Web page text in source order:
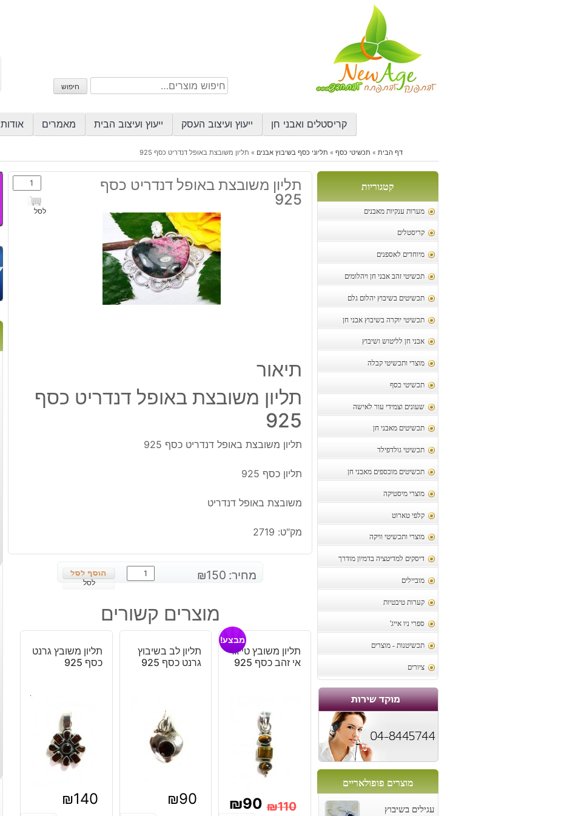
חיפוש
עבור:
חיפוש
קריסטלים ואבני חן ייעוץ ועיצוב העסק ייעוץ ועיצוב הבית מאמרים אודות
דף הבית » תכשיטי כסף » תליוני כסף בשיבוץ אבנים » תליון משובצת באופל דנדריט כסף 925
קטגוריות
מערות ענקיות מאבנים
קריסטלים
מיוחדים לאספנים
תכשיטי זהב אבני חן ויהלומים
תכשיטים בשיבוץ יהלום גלם
תכשיטי יוקרה בשיבוץ אבני חן
אבני חן לליטוש ושיבוץ
מוצרי ותכשיטי קבלה
תכשיטי כסף
שעונים וצמידי עור לאישה
תכשיטים מאבני חן
תכשיטי גולדפילד
תכשיטים מוכספים מאבני חן
מוצרי מיסטיקה
קלפי טארוט
מוצרי ותכשיטי וויקה
דיסקים למדיטציה בדמיון מודרך
מוביילים
קערות טיבטיות
ספרי ניו אייג'
תכשיטנות - מוצרים
ציורים
מוצרים פופולאריים
עגילים בשיבוץ
תליון משובצת באופל דנדריט כסף
925
כמות
של
תליון
לסל
תיאור
תליון משובצת באופל דנדריט כסף
925
תליון משובצת באופל דנדריט כסף 925
תליון כסף 925
משובצת באופל דנדריט
מק"ט: 2719
מחיר: ₪150
כמות
של
משובצת
באופל
כסף
לסל
מוצרים קשורים
תליון משובץ טייגר
אי זהב כסף 925
מבצע!
₪110
₪90
תליון לב בשיבוץ
גרנט כסף 925
₪90
תליון משובץ גרנט
כסף 925
₪140